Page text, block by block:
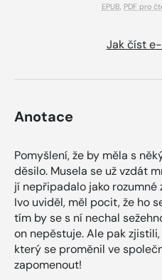
EPUB, PDF pro
Jak číst
Anotace
Pomyšlení, že by měla s
děsilo. Musela se už vzdát
jí nepřipadalo jako rozumné
Ivo uviděl, měl pocit, že ho
tím by se s ní nechal
on nepěstuje. Ale pak
který se proměnil ve
zapomenout!